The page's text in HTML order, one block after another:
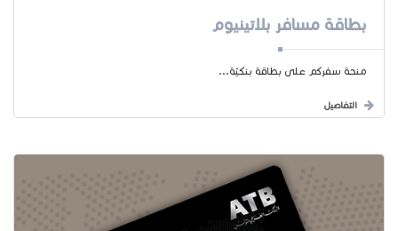
بطاقة مسافر بلاتينيوم
منحة سفركم على بطاقة بنكيّة...
التفاصيل